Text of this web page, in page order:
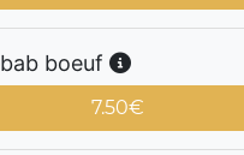
boeuf
7.50€